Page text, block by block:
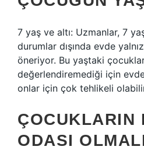
7 yaş ve altı: Uzmanlar, 7
durumlar dışında evde yalnız
öneriyor. Bu yaştaki
değerlendiremediği için evde
onlar için çok tehlikeli
ÇOCUKLARIN
ODASI